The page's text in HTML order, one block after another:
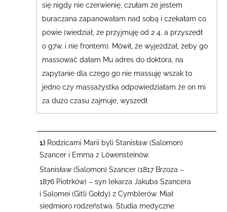
się nigdy nie czerwienię, czułam że jestem
buraczana zapanowałam nad sobą i czekałam co
powie (wiedział, że przyjmuję od 2 4, a przyszedł
o g7w. i nie frontem). Mówił, że wyjeżdżał, żeby go
massować dałam Mu adres do doktora, na
zapytanie dla czego go nie massuję wszak to
jedno czy massażystka odpowiedziałam że on mi
za dużo czasu zajmuje, wyszedł
1) Rodzicami Marii byli Stanisław (Salomon)
Szancer i Emma z Löwensteinów.
Stanisław (Salomon) Szancer (1817 Brzoza –
1876 Piotrków) – syn lekarza Jakuba Szancera
i Salomei (Gitli Gołdy) z Cymblerów. Miał
siedmioro rodzeństwa. Studia medyczne